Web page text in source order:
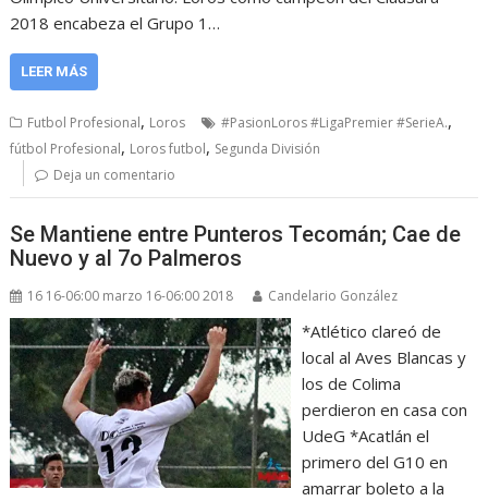
2018 encabeza el Grupo 1…
LEER MÁS
Futbol Profesional, Loros #PasionLoros #LigaPremier #SerieA.,
fútbol Profesional, Loros futbol, Segunda División
Deja un comentario
Se Mantiene entre Punteros Tecomán; Cae de
Nuevo y al 7o Palmeros
16 16-06:00 marzo 16-06:00 2018 Candelario González
*Atlético clareó de
local al Aves Blancas y
los de Colima
perdieron en casa con
UdeG *Acatlán el
primero del G10 en
amarrar boleto a la